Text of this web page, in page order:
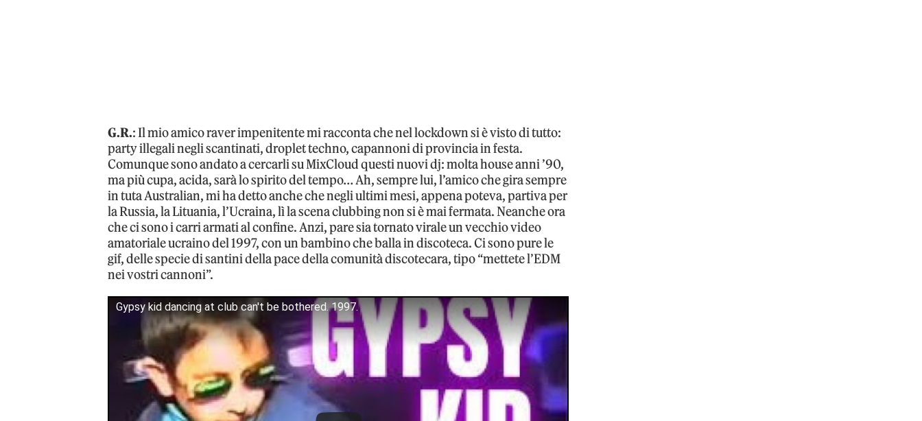
G.R.: Il mio amico raver impenitente mi racconta che nel lockdown si è visto di tutto:
party illegali negli scantinati, droplet techno, capannoni di provincia in festa.
Comunque sono andato a cercarli su MixCloud questi nuovi dj: molta house anni ’90,
ma più cupa, acida, sarà lo spirito del tempo… Ah, sempre lui, l’amico che gira sempre
in tuta Australian, mi ha detto anche che negli ultimi mesi, appena poteva, partiva per
la Russia, la Lituania, l’Ucraina, lì la scena clubbing non si è mai fermata. Neanche ora
che ci sono i carri armati al confine. Anzi, pare sia tornato virale un vecchio video
amatoriale ucraino del 1997, con un bambino che balla in discoteca. Ci sono pure le
gif, delle specie di santini della pace della comunità discotecara, tipo “mettete l’EDM
nei vostri cannoni”.
Gypsy kid dancing at club can't be bothered. 1997.